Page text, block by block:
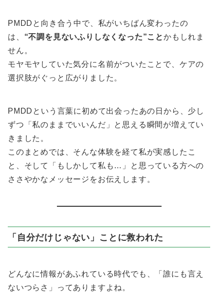
PMDDと向き合う中で、私がいちばん変わったの
は、 “不調を見ないふりしなくなった”ことかもしれま
せん。
モヤモヤしていた気分に名前がついたことで、ケアの
選択肢がぐっと広がりました。
PMDDという言葉に初めて出会ったあの日から、少し
ずつ「私のままでいいんだ」と思える瞬間が増えてい
きました。
このまとめでは、そんな体験を経て私が実感したこ
と、そして「もしかして私も…」と思っている方への
ささやかなメッセージをお伝えします。
「自分だけじゃない」ことに救われた
どんなに情報があふれている時代でも、「誰にも言え
ないつらさ」ってありますよね。